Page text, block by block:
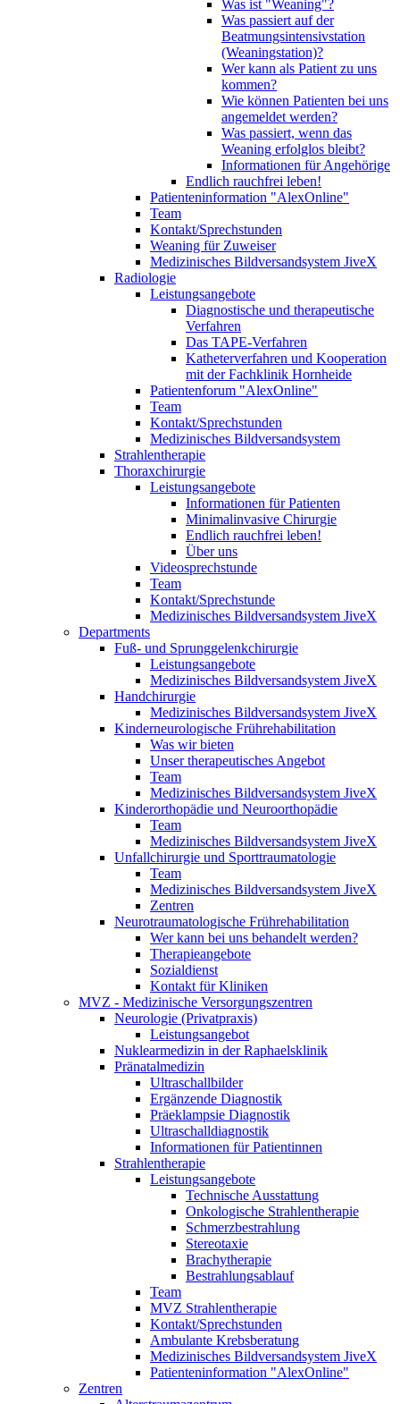
Was ist "Weaning"?
Was passiert auf der
Beatmungsintensivstation
(Weaningstation)?
Wer kann als Patient zu uns
kommen?
Wie können Patienten bei uns
angemeldet werden?
Was passiert, wenn das
Weaning erfolglos bleibt?
Informationen für Angehörige
Endlich rauchfrei leben!
Patienteninformation "AlexOnline"
Team
Kontakt/Sprechstunden
Weaning für Zuweiser
Medizinisches Bildversandsystem JiveX
Radiologie
Leistungsangebote
Diagnostische und therapeutische
Verfahren
Das TAPE-Verfahren
Katheterverfahren und Kooperation
mit der Fachklinik Hornheide
Patientenforum "AlexOnline"
Team
Kontakt/Sprechstunden
Medizinisches Bildversandsystem
Strahlentherapie
Thoraxchirurgie
Leistungsangebote
Informationen für Patienten
Minimalinvasive Chirurgie
Endlich rauchfrei leben!
Über uns
Videosprechstunde
Team
Kontakt/Sprechstunde
Medizinisches Bildversandsystem JiveX
Departments
Fuß- und Sprunggelenkchirurgie
Leistungsangebote
Medizinisches Bildversandsystem JiveX
Handchirurgie
Medizinisches Bildversandsystem JiveX
Kinderneurologische Frührehabilitation
Was wir bieten
Unser therapeutisches Angebot
Team
Medizinisches Bildversandsystem JiveX
Kinderorthopädie und Neuroorthopädie
Team
Medizinisches Bildversandsystem JiveX
Unfallchirurgie und Sporttraumatologie
Team
Medizinisches Bildversandsystem JiveX
Zentren
Neurotraumatologische Frührehabilitation
Wer kann bei uns behandelt werden?
Therapieangebote
Sozialdienst
Kontakt für Kliniken
MVZ - Medizinische Versorgungszentren
Neurologie (Privatpraxis)
Leistungsangebot
Nuklearmedizin in der Raphaelsklinik
Pränatalmedizin
Ultraschallbilder
Ergänzende Diagnostik
Präeklampsie Diagnostik
Ultraschalldiagnostik
Informationen für Patientinnen
Strahlentherapie
Leistungsangebote
Technische Ausstattung
Onkologische Strahlentherapie
Schmerzbestrahlung
Stereotaxie
Brachytherapie
Bestrahlungsablauf
Team
MVZ Strahlentherapie
Kontakt/Sprechstunden
Ambulante Krebsberatung
Medizinisches Bildversandsystem JiveX
Patienteninformation "AlexOnline"
Zentren